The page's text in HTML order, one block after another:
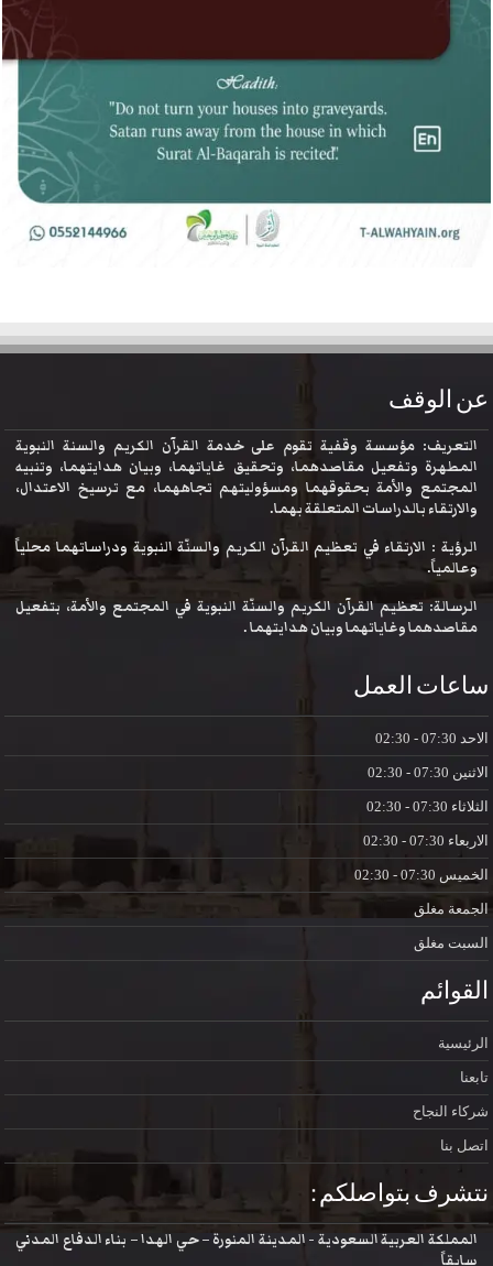
عن الوقف
التعريف: مؤسسة وقفية تقوم على خدمة القرآن الكريم والسنة النبوية
المطهرة وتفعيل مقاصدهما، وتحقيق غاياتهما، وبيان هدايتهما، وتنبيه
المجتمع والأمة بحقوقهما ومسؤوليتهم تجاههما، مع ترسيخ الاعتدال،
والارتقاء بالدراسات المتعلقة بهما.
الرؤية : الارتقاء في تعظيم القرآن الكريم والسنّة النبوية ودراساتهما محلياً
وعالمياً.
الرسالة: تعظيم القرآن الكريم والسنّة النبوية في المجتمع والأمة، بتفعيل
مقاصدهما وغاياتهما وبيان هدايتهما .
ساعات العمل
الاحد
الاثنين
الثلاثاء
الاربعاء
الخميس
الجمعة مغلق
السبت مغلق
القوائم
الرئيسية
تابعنا
شركاء النجاح
اتصل بنا
نتشرف بتواصلكم :
المملكة العربية السعودية - المدينة المنورة – حي الهدا – بناء الدفاع المدني
سابقاً